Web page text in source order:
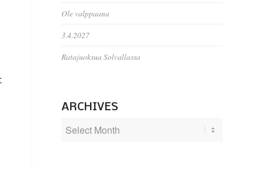
Ole valppaana
3.4.2027
Ratajuoksua Solvallassa
ARCHIVES